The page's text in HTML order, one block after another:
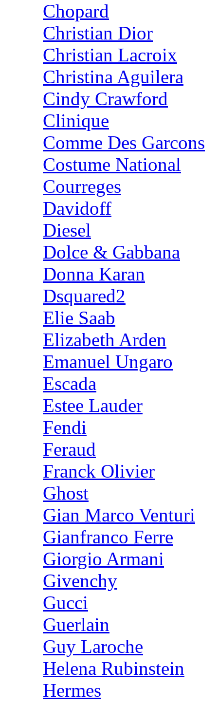
Chopard
Christian Dior
Christian Lacroix
Christina Aguilera
Cindy Crawford
Clinique
Comme Des Garcons
Costume National
Courreges
Davidoff
Diesel
Dolce & Gabbana
Donna Karan
Dsquared2
Elie Saab
Elizabeth Arden
Emanuel Ungaro
Escada
Estee Lauder
Fendi
Feraud
Franck Olivier
Ghost
Gian Marco Venturi
Gianfranco Ferre
Giorgio Armani
Givenchy
Gucci
Guerlain
Guy Laroche
Helena Rubinstein
Hermes